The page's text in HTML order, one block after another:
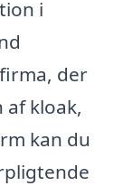
i
der
kloak,
kan du